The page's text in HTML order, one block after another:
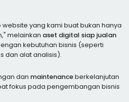
yang kami buat bukan hanya
melainkan aset digital siap jualan
kebutuhan bisnis (seperti
dan alat analisis).
dan maintenanceberkelanjutan
fokus pada pengembangan bisnis